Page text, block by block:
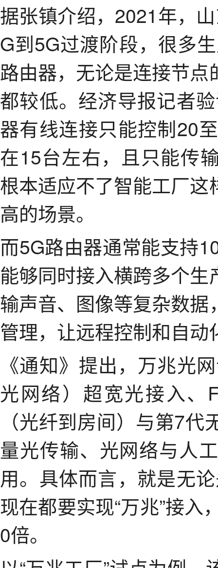
据张镇介绍，2021年，
G到5G过渡阶段，很多
路由器，无论是连接节
都较低。经济导报记者
器有线连接只能控制20
在15台左右，且只能传
根本适应不了智能工厂
高的场景。
而5G路由器通常能支持
能够同时接入横跨多个
输声音、图像等复杂数
管理，让远程控制和自动
《通知》提出，万兆光
光网络）超宽光接入、
（光纤到房间）与第7
量光传输、光网络与人
用。具体而言，就是无
现在都要实现“万兆”接入
0倍。